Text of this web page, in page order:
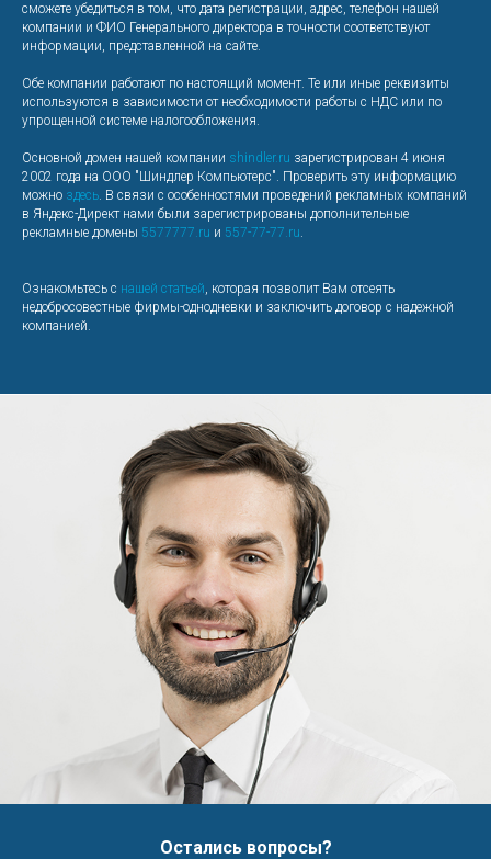
сможете убедиться в том, что дата регистрации, адрес, телефон нашей
компании и ФИО Генерального директора в точности соответствуют
информации, представленной на сайте.
Обе компании работают по настоящий момент. Те или иные реквизиты
используются в зависимости от необходимости работы с НДС или по
упрощенной системе налогообложения.
Основной домен нашей компании shindler.ru зарегистрирован 4 июня
2002 года на ООО "Шиндлер Компьютерс". Проверить эту информацию
можно здесь. В связи с особенностями проведений рекламных компаний
в Яндекс-Директ нами были зарегистрированы дополнительные
рекламные домены 5577777.ru и 557-77-77.ru.
Ознакомьтесь с нашей статьей, которая позволит Вам отсеять
недобросовестные фирмы-однодневки и заключить договор с надежной
компанией.
Остались вопросы?